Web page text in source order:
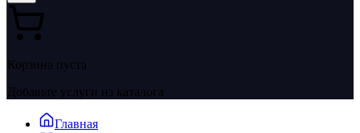
Корзина пуста
Добавьте услуги из каталога
Главная